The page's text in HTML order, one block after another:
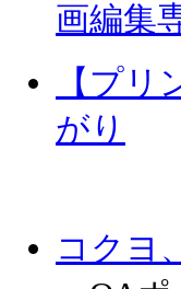
画編集
【プ
がり
コクヨ